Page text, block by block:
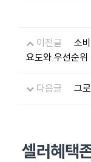
이전글
소
요도와 우선순위
다음글
그
셀러혜택